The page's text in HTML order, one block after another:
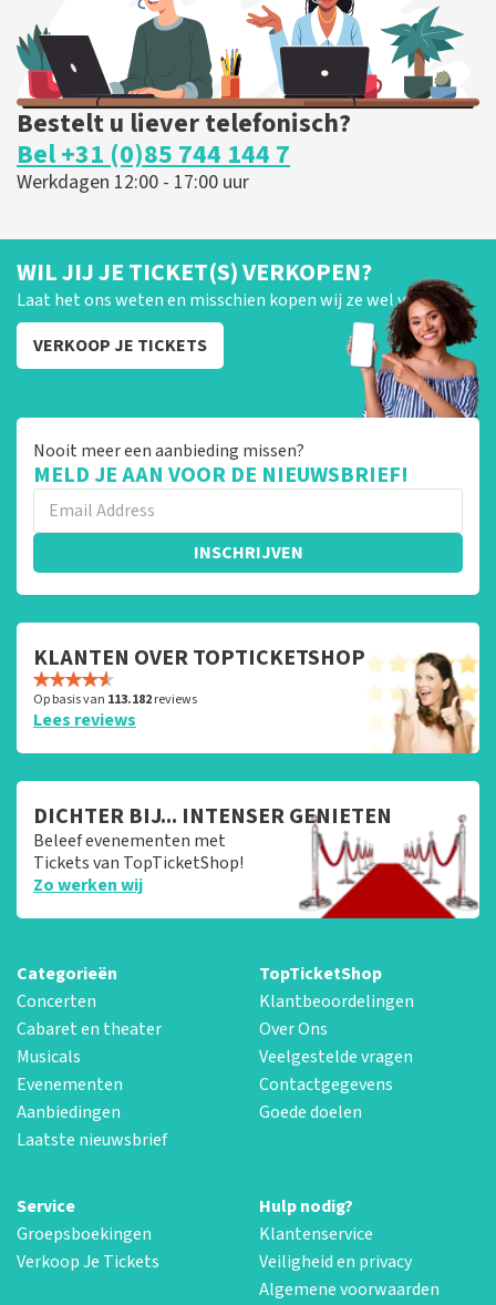
Bestelt u liever telefonisch?
Bel +31 (0)85 744 144 7
Werkdagen 12:00 - 17:00 uur
WIL JIJ JE TICKET(S) VERKOPEN?
Laat het ons weten en misschien kopen wij ze wel van je!
VERKOOP JE TICKETS
Nooit meer een aanbieding missen?
MELD JE AAN VOOR DE NIEUWSBRIEF!
INSCHRIJVEN
KLANTEN OVER TOPTICKETSHOP
Op basis van 113.182reviews
Lees reviews
DICHTER BIJ... INTENSER GENIETEN
Beleef evenementen met
Tickets van TopTicketShop!
Zo werken wij
Categorieën
Concerten
Cabaret en theater
Musicals
Evenementen
Aanbiedingen
Laatste nieuwsbrief
TopTicketShop
Klantbeoordelingen
Over Ons
Veelgestelde vragen
Contactgegevens
Goede doelen
Service
Groepsboekingen
Verkoop Je Tickets
Hulp nodig?
Klantenservice
Veiligheid en privacy
Algemene voorwaarden